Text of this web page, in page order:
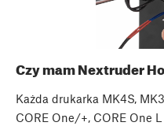
Czy mam Nextruder
Każda drukarka MK4S,
CORE One/+, CORE One